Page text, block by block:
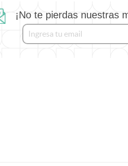
¡No te pierdas nuestras